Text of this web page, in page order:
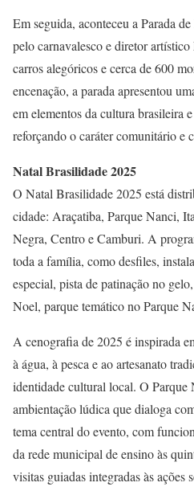
Em seguida, aconteceu a Parada
pelo carnavalesco e diretor
carros alegóricos e cerca de 600
encenação, a parada apresentou
em elementos da cultura brasileira
reforçando o caráter comunitário e
Natal Brasilidade 2025
O Natal Brasilidade 2025 está
cidade: Araçatiba, Parque Nanci,
Negra, Centro e Camburi. A
toda a família, como desfiles,
especial, pista de patinação no
Noel, parque temático no Parque
A cenografia de 2025 é inspirada
à água, à pesca e ao artesanato
identidade cultural local. O Parque
ambientação lúdica que dialoga
tema central do evento, com
da rede municipal de ensino às
visitas guiadas integradas às ações